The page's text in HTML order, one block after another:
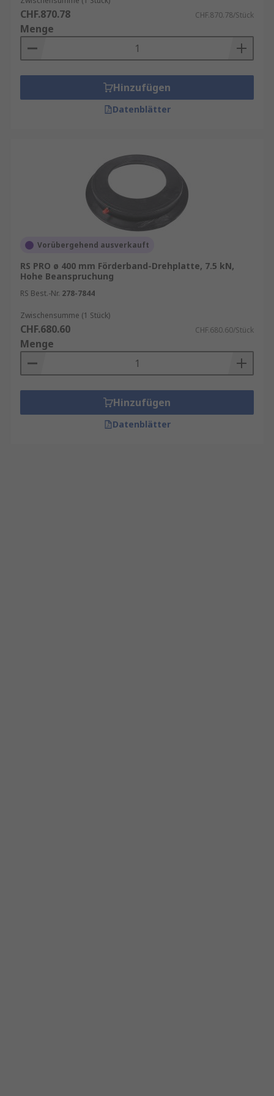
CHF.870.78 CHF.870.78/Stück
Menge
Hinzufügen
Datenblätter
Vorübergehend ausverkauft
RS PRO ø 400 mm Förderband-Drehplatte, 7.5 kN,
Hohe Beanspruchung
RS Best.-Nr. 278-7844
Zwischensumme (1 Stück)
CHF.680.60 CHF.680.60/Stück
Menge
Hinzufügen
Datenblätter